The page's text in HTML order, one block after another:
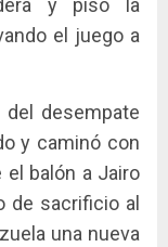
y pisó la
el juego a
desempate
y caminó con
el balón a Jairo
de sacrificio al
una nueva